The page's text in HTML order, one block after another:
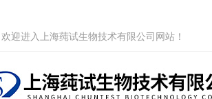
迎进入上海莼试生物技术有限公司网站！